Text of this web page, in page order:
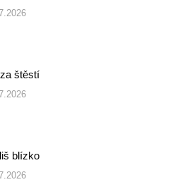
štěstí
blízko